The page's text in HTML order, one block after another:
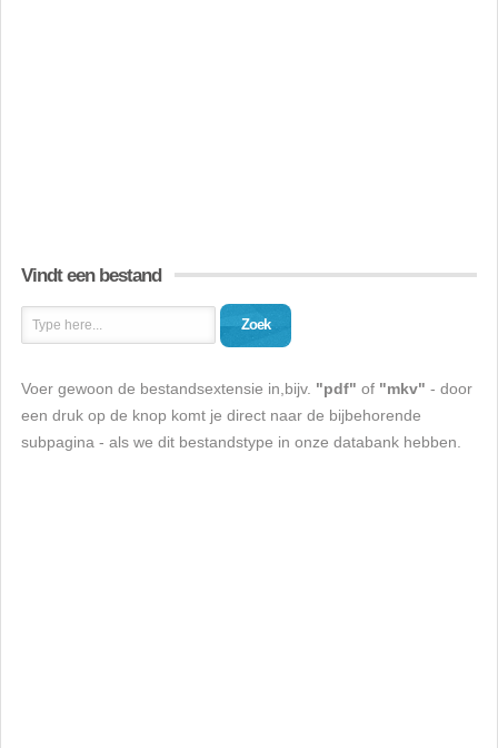
Vindt een bestand
Zoek
Voer gewoon de bestandsextensie in,bijv. "pdf" of "mkv" - door
een druk op de knop komt je direct naar de bijbehorende
subpagina - als we dit bestandstype in onze databank hebben.